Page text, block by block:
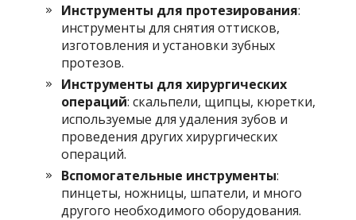
Инструменты для протезирования:
инструменты для снятия оттисков,
изготовления и установки зубных
протезов.
Инструменты для хирургических
операций: скальпели, щипцы, кюретки,
используемые для удаления зубов и
проведения других хирургических
операций.
Вспомогательные инструменты:
пинцеты, ножницы, шпатели, и много
другого необходимого оборудования.